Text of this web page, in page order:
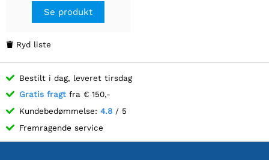
Understøtter 1280 ×
1080@120fps Output
Se produkt
 Ryd liste
Bestilt i dag, leveret tirsdag
Gratis fragt fra € 150,-
Kundebedømmelse: 4.8 / 5
Fremragende service